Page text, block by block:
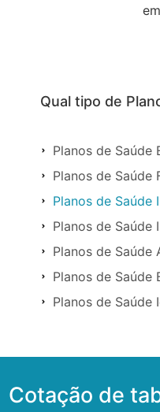
Qual tipo de
Planos de Saúde
Planos de Saúde
Planos de Saúde
Planos de Saúde
Planos de Saúde
Planos de Saúde
Planos de Saúde
Cotação de